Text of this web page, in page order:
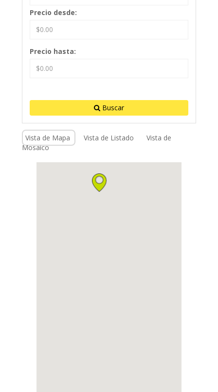
Precio desde:
Precio hasta:
Buscar
Vista de Mapa Vista de Listado
Vista de
Mosaico